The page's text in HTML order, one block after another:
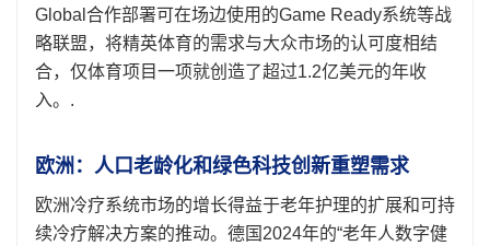
Global合作部署可在场边使用的Game Ready系统等战
略联盟，将精英体育的需求与大众市场的认可度相结
合，仅体育项目一项就创造了超过1.2亿美元的年收
入。.
欧洲：人口老龄化和绿色科技创新重塑需求
欧洲冷疗系统市场的增长得益于老年护理的扩展和可持
续冷疗解决方案的推动。德国2024年的“老年人数字健